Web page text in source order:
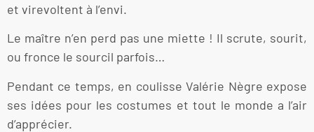
et virevoltent à l’envi.
Le maître n’en perd pas une miette ! Il scrute, sourit,
ou fronce le sourcil parfois…
Pendant ce temps, en coulisse Valérie Nègre expose
ses idées pour les costumes et tout le monde a l’air
d’apprécier.